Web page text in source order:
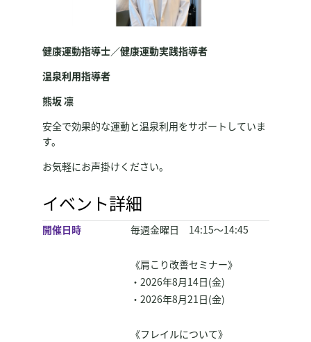
健康運動指導士／健康運動実践指導者
温泉利用指導者
熊坂 凛
安全で効果的な運動と温泉利用をサポートしていま
す。
お気軽にお声掛けください。
イベント詳細
開催日時 毎週金曜日　14:15～14:45
《肩こり改善セミナー》
・2026年8月14日(金)
・2026年8月21日(金)
《フレイルについて》